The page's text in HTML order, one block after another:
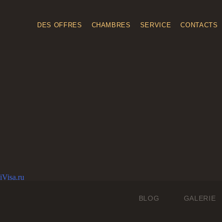
DES OFFRES CHAMBRES SERVICE CONTACTS
iVisa.ru
BLOG GALERIE